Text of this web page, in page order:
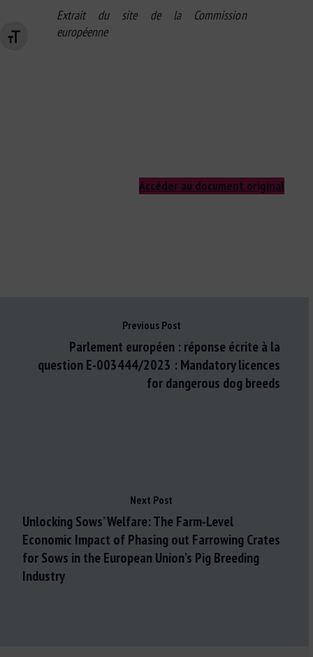
Changer la taille de la police
Extrait du site de la Commission
européenne
Accéder au document original
Previous Post
Parlement européen : réponse écrite à la
question E-003444/2023 : Mandatory licences
for dangerous dog breeds
Next Post
Unlocking Sows’ Welfare: The Farm-Level
Economic Impact of Phasing out Farrowing Crates
for Sows in the European Union’s Pig Breeding
Industry